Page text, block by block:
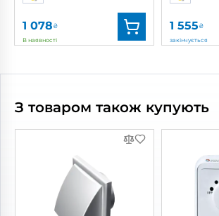
1 078₴
В наявності
Артикул:
0688103121
Потужність:
18 Вт
34 дБ(А)
1 555₴
закінчується
З товаром також купують